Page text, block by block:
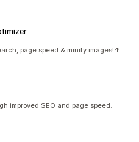
page speed & minify images!↑
improved SEO and page speed.